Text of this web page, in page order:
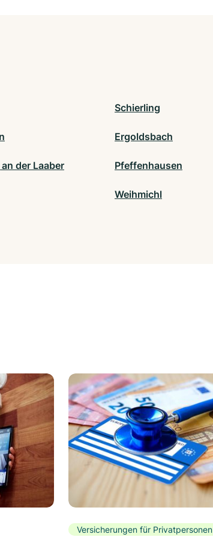
Schierling
Ergoldsbach
der Laaber Pfeffenhausen
Weihmichl
Versicherungen für Privatpersonen